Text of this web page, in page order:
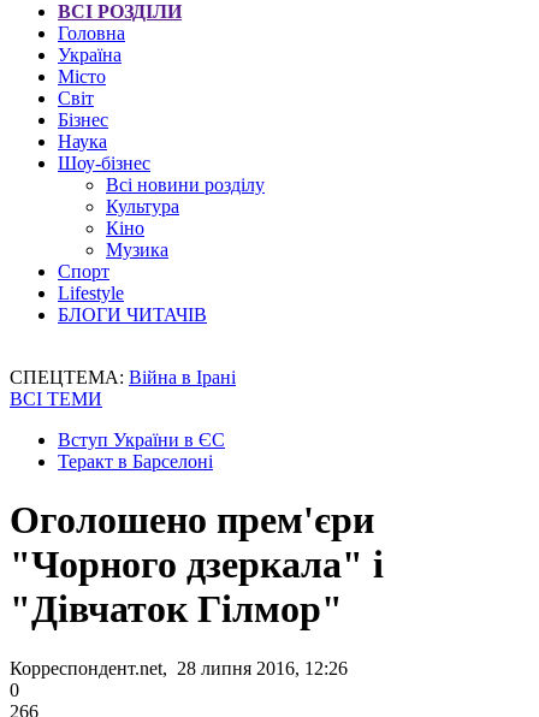
ВСІ РОЗДІЛИ
Головна
Україна
Місто
Світ
Бізнес
Наука
Шоу-бізнес
Всі новини розділу
Культура
Кіно
Музика
Спорт
Lifestyle
БЛОГИ ЧИТАЧІВ
СПЕЦТЕМА: Війна в Ірані
ВСІ ТЕМИ
Вступ України в ЄС
Теракт в Барселоні
Оголошено прем'єри
"Чорного дзеркала" і
"Дівчаток Гілмор"
Корреспондент.net, 28 липня 2016, 12:26
0
266